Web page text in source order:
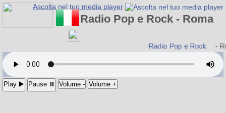
Ascolta nel tuo media player
Radio Pop e Rock - Roma
Radio Pop e Rock -
Play ▶️ Pause ⏸ Volume - Volume +